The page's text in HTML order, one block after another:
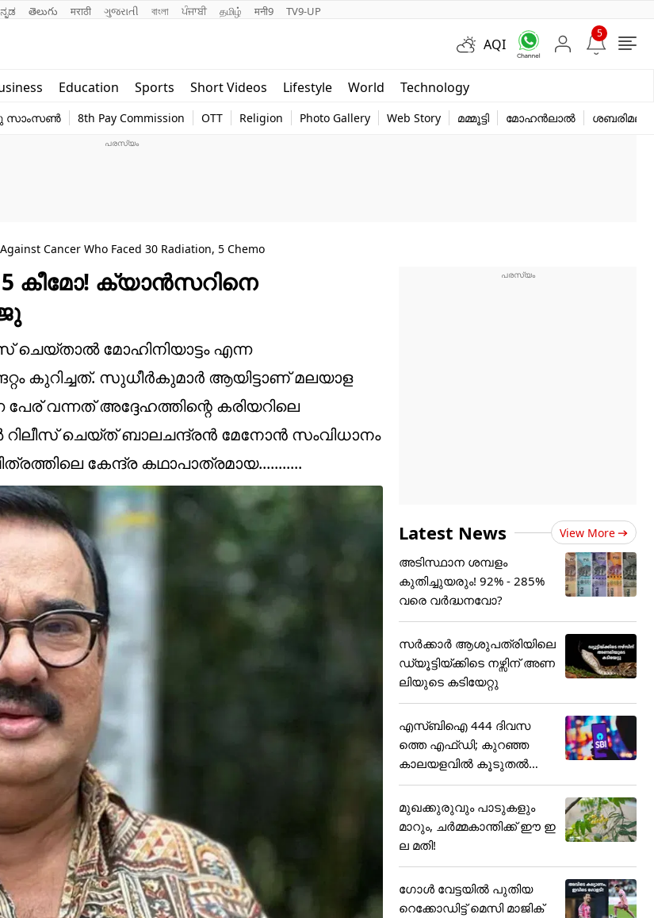
తెలుగు मराठी ગુજરાતી বাংলা ਪੰਜਾਬੀ தமிழ் मनी9 TV9-UP
AQI
5
Education Sports Short Videos Lifestyle World Technology
world
Web Story
സാംസൺ 8th Pay Commission OTT Religion Photo Gallery Web Story മമ്മൂട്ടി മോഹൻലാൽ ശബരിമല
Cancer Who Faced 30 Radiation, 5 Chemo
5 കീമോ! ക്യാൻസറിനെ
ചെയ്താൽ മോഹിനിയാട്ടം എന്ന
കുറിച്ചത്. സുധീർകുമാർ ആയിട്ടാണ് മലയാള
വന്നത് അദ്ദേഹത്തിന്റെ കരിയറിലെ
ചെയ്ത് ബാലചന്ദ്രൻ മേനോൻ സംവിധാനം
കേന്ദ്ര കഥാപാത്രമായ...........
Latest News View More
അടിസ്ഥാന ശമ്പളം
കുതിച്ചുയരും! 92% - 285%
വരെ വർദ്ധനവോ?
സർക്കാർ ആശുപത്രിയിലെ
ഡ്യൂട്ടിയ്ക്കിടെ നഴ്സിന് അ‌ണ
ലിയുടെ കടിയേറ്റു
എസ്ബിഐ 444 ദിവസ
ത്തെ എഫ്ഡി; കുറഞ്ഞ
കാലയളവില്‍ കൂടുതല്‍
നേട്ടം
മുഖക്കുരുവും പാടുകളും
മാറും, ചർമ്മകാന്തിക്ക് ഈ ഇ
ല മതി!
ഗോൾ വേട്ടയിൽ പുതിയ
റെക്കോഡിട്ട് ​മെസി മാജിക്